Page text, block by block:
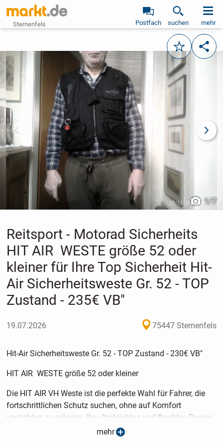
Sternenfels Postfach suchen mehr
Merken
vorheriges Bild
1/7
Reitsport - Motorad Sicherheits
HIT AIR WESTE größe 52 oder
kleiner für Ihre Top Sicherheit Hit-
Air Sicherheitsweste Gr. 52 - TOP
Zustand - 235€ VB"
19.07.2026 75447 Sternenfels
Hit-Air Sicherheitsweste Gr. 52 - TOP Zustand - 230€ VB"
HIT AIR WESTE größe 52 oder kleiner
Die HIT AIR VH Weste ist die perfekte Wahl für Fahrer, die
fortschrittlichen Schutz suchen, ohne auf Komfort
verzichten zu müssen. Ihr ultraleichtes und flexibles Design
erlaubt es, sie unter zugelassenen Jacken zu tragen, um
mehr